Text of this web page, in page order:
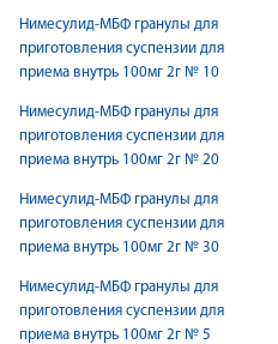
Нимесулид-МБФ гранулы для
приготовления суспензии для
приема внутрь 100мг 2г № 10
Нимесулид-МБФ гранулы для
приготовления суспензии для
приема внутрь 100мг 2г № 20
Нимесулид-МБФ гранулы для
приготовления суспензии для
приема внутрь 100мг 2г № 30
Нимесулид-МБФ гранулы для
приготовления суспензии для
приема внутрь 100мг 2г № 5